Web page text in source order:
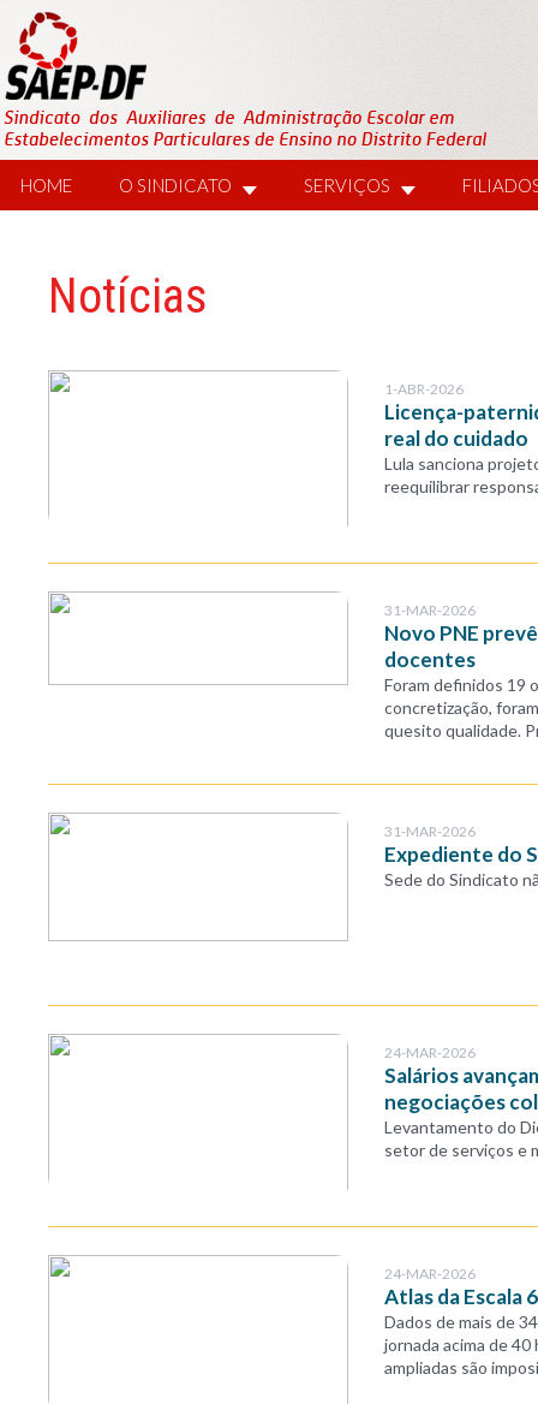
HOME O SINDICATO SERVIÇOS
Notícias
1-ABR-2026
Licença-
real do cuidado
Lula sanciona
reequilibrar
31-MAR-2026
Novo PNE
docentes
Foram definidos 19
concretização,
quesito qualidade.
31-MAR-2026
Expediente do
Sede do Sindicato
24-MAR-2026
Salários
negociações
Levantamento do
setor de serviços e
24-MAR-2026
Atlas da Escala
Dados de mais de
jornada acima de
ampliadas são